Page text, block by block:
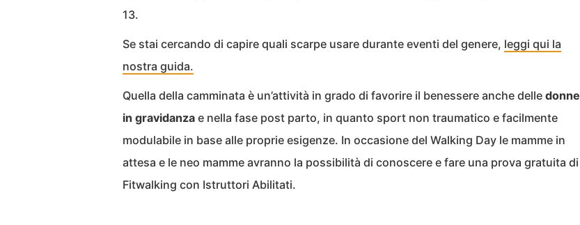
13.
Se stai cercando di capire quali scarpe usare durante eventi del genere, leggi qui la
nostra guida.
Quella della camminata è un’attività in grado di favorire il benessere anche delle donne
in gravidanza e nella fase post parto, in quanto sport non traumatico e facilmente
modulabile in base alle proprie esigenze. In occasione del Walking Day le mamme in
attesa e le neo mamme avranno la possibilità di conoscere e fare una prova gratuita di
Fitwalking con Istruttori Abilitati.